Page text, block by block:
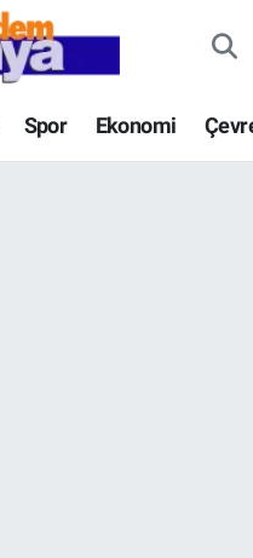
Spor Ekonomi